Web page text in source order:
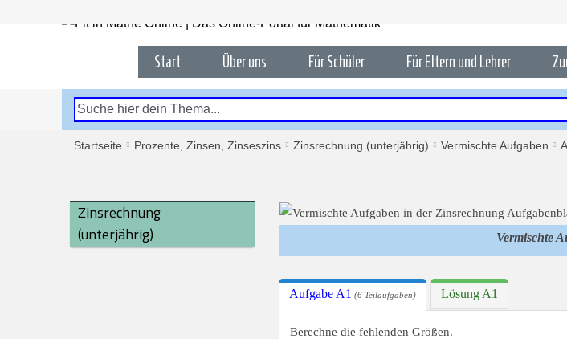
Start Über uns Für Schüler Für Eltern und Lehrer
Startseite Prozente, Zinsen, Zinseszins Zinsrechnung (unterjährig) Vermischte Aufgaben
Zinsrechnung
(unterjährig)
Vermischte
Aufgabe A1 (6 Teilaufgaben) Lösung A1
Berechne die fehlenden Größen.